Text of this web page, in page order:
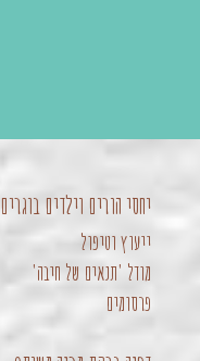
יחסי הורים וילדים בוגרים
ייעוץ וטיפול
מודל 'תנאים של חיבה'
פרסומים